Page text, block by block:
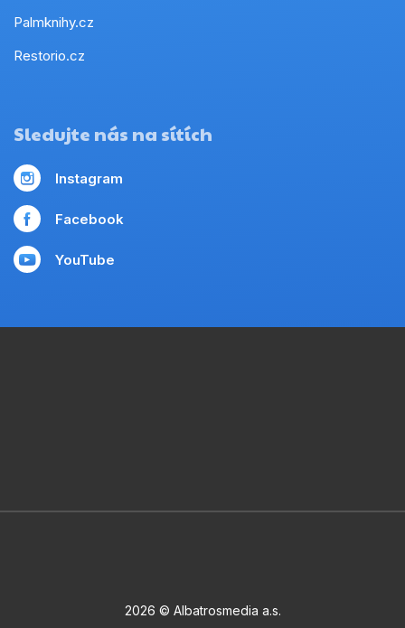
Palmknihy.cz
Restorio.cz
Sledujte nás na sítích
Instagram
Facebook
YouTube
2026 © Albatrosmedia a.s.